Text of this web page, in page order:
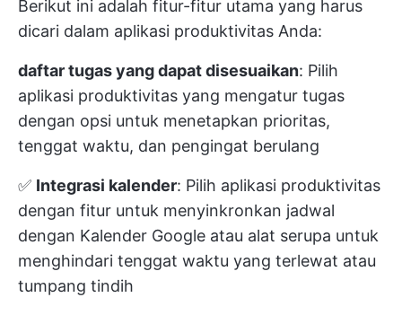
Berikut ini adalah fitur-fitur utama yang harus
dicari dalam aplikasi produktivitas Anda:
daftar tugas yang dapat disesuaikan: Pilih
aplikasi produktivitas yang mengatur tugas
dengan opsi untuk menetapkan prioritas,
tenggat waktu, dan pengingat berulang
✅ Integrasi kalender: Pilih aplikasi produktivitas
dengan fitur untuk menyinkronkan jadwal
dengan Kalender Google atau alat serupa untuk
menghindari tenggat waktu yang terlewat atau
tumpang tindih